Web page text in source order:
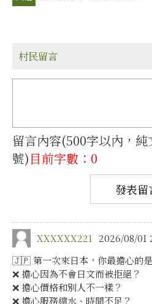
村民留言
留言內容(500字以內，
號)目前字數：0
XXXXXX221
2026/08/01
🇯🇵 第一次來日本，你最擔心的是
❌ 擔心因為不會日文而被拒絕？
❌ 擔心價格和別人不一樣？
❌ 擔心服務縮水、時間不足？